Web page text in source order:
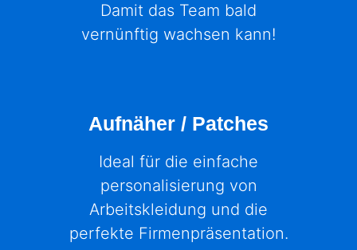
Damit das Team bald
vernünftig wachsen kann!
Aufnäher / Patches
Ideal für die einfache
personalisierung von
Arbeitskleidung und die
perfekte Firmenpräsentation.